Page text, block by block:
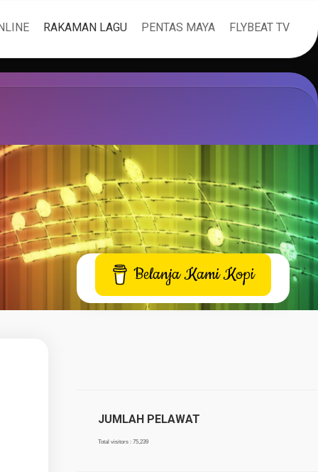
RAKAMAN LAGU PENTAS MAYA FLYBEAT TV
Belanja Kami Kopi
JUMLAH PELAWAT
Total visitors : 75,239